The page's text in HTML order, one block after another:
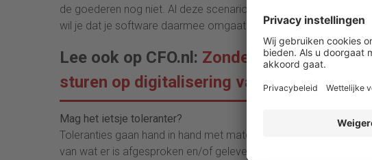
de goederen nog niet. Al deze scenario’s kun je slim verwerken.
wil je dat je software daarmee omgaat?
Lee ook op CFO.nl: Zonder inzicht geen
sturen op digitalisering van Finance en
Mag het ietsje toleranter?
Toleranties gaan hand in hand met matching. In elk scenario
van wat er is afgesproken en/of geleverd. Met toleranties